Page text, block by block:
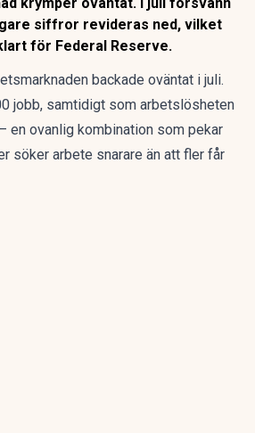
siffror revideras ned, vilket
för Federal Reserve.
backade oväntat i juli.
jobb, samtidigt som arbetslösheten
en ovanlig kombination som pekar
söker arbete snarare än att fler får